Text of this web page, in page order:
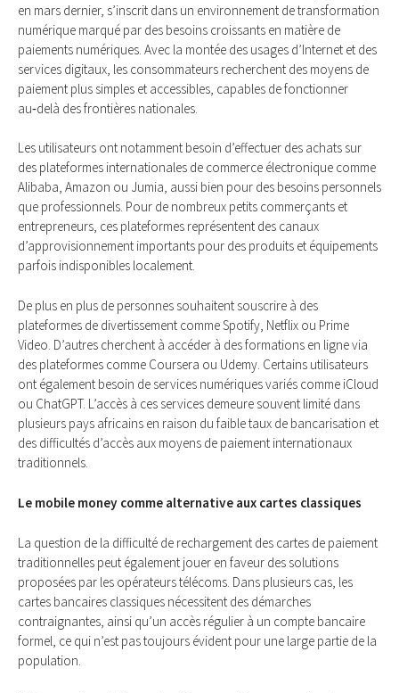
en mars dernier, s’inscrit dans un environnement de transformation
numérique marqué par des besoins croissants en matière de
paiements numériques. Avec la montée des usages d’Internet et des
services digitaux, les consommateurs recherchent des moyens de
paiement plus simples et accessibles, capables de fonctionner
au‑delà des frontières nationales.
Les utilisateurs ont notamment besoin d’effectuer des achats sur
des plateformes internationales de commerce électronique comme
Alibaba, Amazon ou Jumia, aussi bien pour des besoins personnels
que professionnels. Pour de nombreux petits commerçants et
entrepreneurs, ces plateformes représentent des canaux
d’approvisionnement importants pour des produits et équipements
parfois indisponibles localement.
De plus en plus de personnes souhaitent souscrire à des
plateformes de divertissement comme Spotify, Netflix ou Prime
Video. D’autres cherchent à accéder à des formations en ligne via
des plateformes comme Coursera ou Udemy. Certains utilisateurs
ont également besoin de services numériques variés comme iCloud
ou ChatGPT. L’accès à ces services demeure souvent limité dans
plusieurs pays africains en raison du faible taux de bancarisation et
des difficultés d’accès aux moyens de paiement internationaux
traditionnels.
Le mobile money comme alternative aux cartes classiques
La question de la difficulté de rechargement des cartes de paiement
traditionnelles peut également jouer en faveur des solutions
proposées par les opérateurs télécoms. Dans plusieurs cas, les
cartes bancaires classiques nécessitent des démarches
contraignantes, ainsi qu’un accès régulier à un compte bancaire
formel, ce qui n’est pas toujours évident pour une large partie de la
population.